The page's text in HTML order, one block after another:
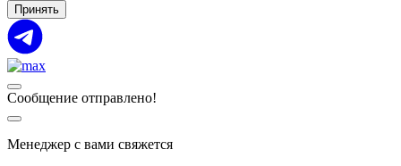
Принять
Сообщение отправлено!
Менеджер с вами свяжется